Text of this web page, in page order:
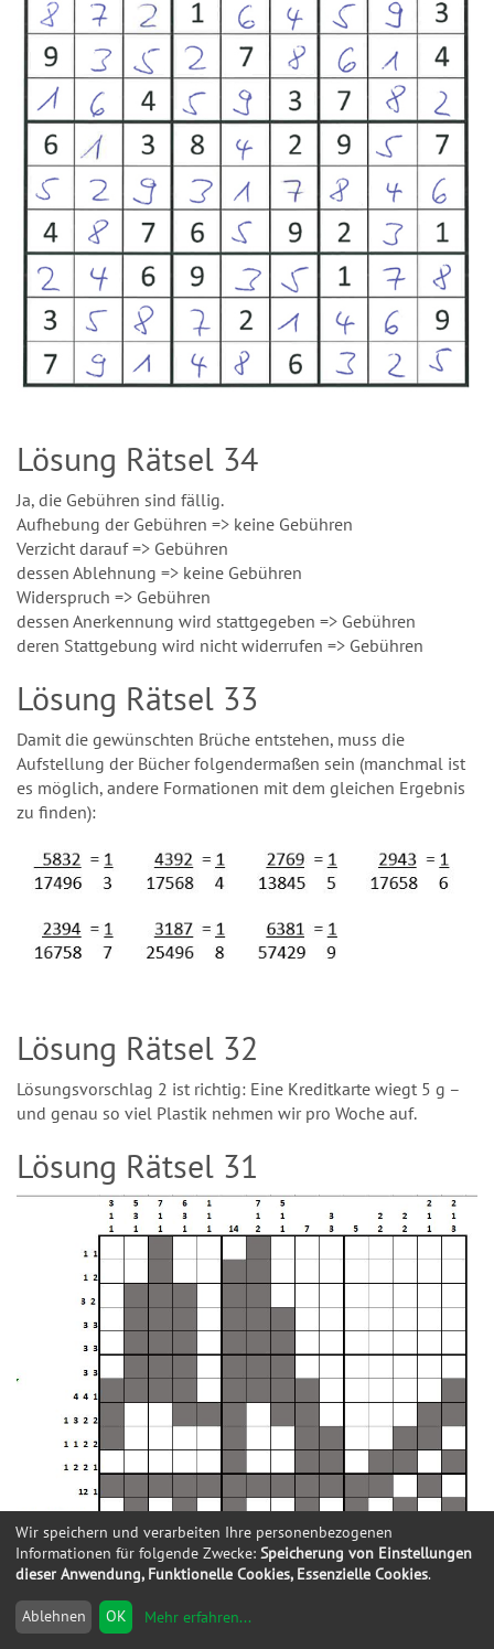
Lösung Rätsel 34
Ja, die Gebühren sind fällig.
Aufhebung der Gebühren => keine Gebühren
Verzicht darauf => Gebühren
dessen Ablehnung => keine Gebühren
Widerspruch => Gebühren
dessen Anerkennung wird stattgegeben => Gebühren
deren Stattgebung wird nicht widerrufen => Gebühren
Lösung Rätsel 33
Damit die gewünschten Brüche entstehen, muss die
Aufstellung der Bücher folgendermaßen sein (manchmal ist
es möglich, andere Formationen mit dem gleichen Ergebnis
zu finden):
Lösung Rätsel 32
Lösungsvorschlag 2 ist richtig: Eine Kreditkarte wiegt 5 g –
und genau so viel Plastik nehmen wir pro Woche auf.
Lösung Rätsel 31
Wir speichern und verarbeiten Ihre personenbezogenen
Informationen für folgende Zwecke: Speicherung von Einstellungen
dieser Anwendung, Funktionelle Cookies, Essenzielle Cookies.
Ablehnen OK Mehr erfahren...